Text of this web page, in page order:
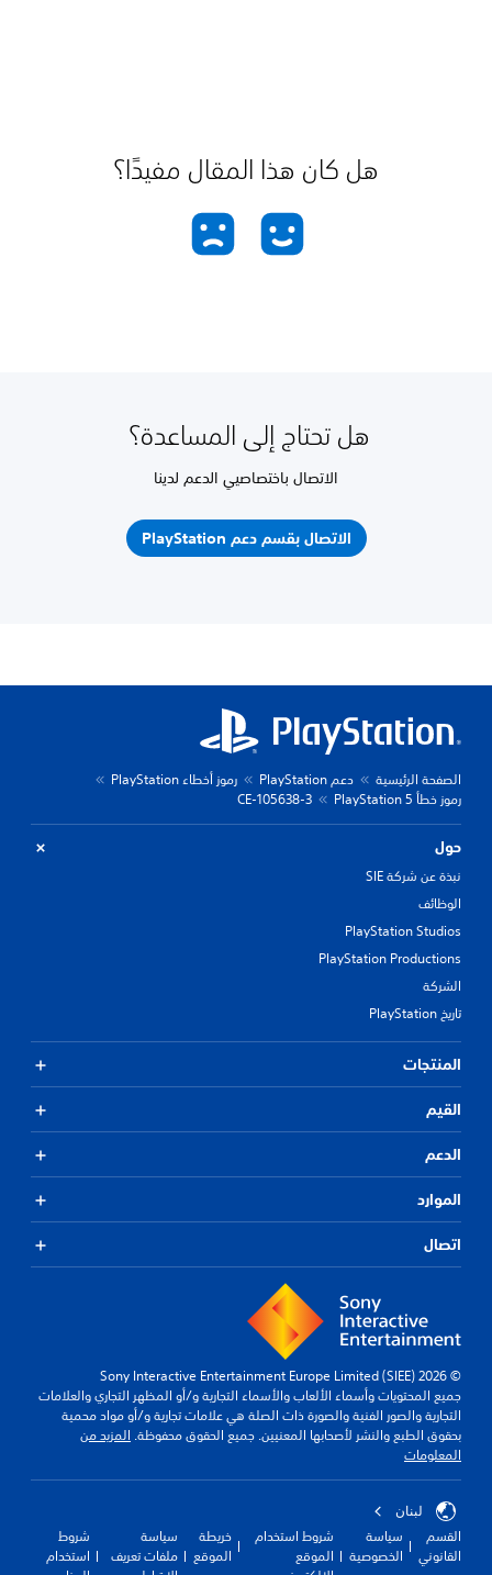
هل كان هذا المقال مفيدًا؟
هل تحتاج إلى المساعدة؟
الاتصال باختصاصيي الدعم لدينا
الاتصال بقسم دعم PlayStation
الصفحة الرئيسية دعم PlayStation
رموز أخطاء PlayStation
رموز خطأ PlayStation 5
CE-105638-3
حول
نبذة عن شركة SIE
الوظائف
PlayStation Studios
PlayStation Productions
الشركة
تاريخ PlayStation
المنتجات
القيم
الدعم
الموارد
اتصال
© 2026 Sony Interactive Entertainment Europe Limited (SIEE)
جميع المحتويات وأسماء الألعاب والأسماء التجارية و/أو المظهر التجاري والعلامات
التجارية والصور الفنية والصورة ذات الصلة هي علامات تجارية و/أو مواد محمية
بحقوق الطبع والنشر لأصحابها المعنيين. جميع الحقوق محفوظة. المزيد من
المعلومات
لبنان
القسم
القانوني
سياسة
الخصوصية
شروط استخدام
الموقع
خريطة
الموقع
سياسة
ملفات تعريف
شروط
استخدام